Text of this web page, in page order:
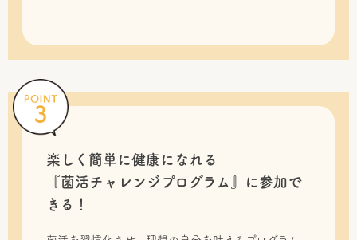
楽しく簡単に健康になれる
『菌活チャレンジプログラム』に 参加で
きる！